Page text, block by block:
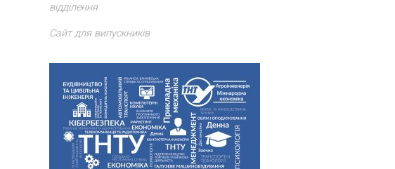
відділення
Сайт для випускників